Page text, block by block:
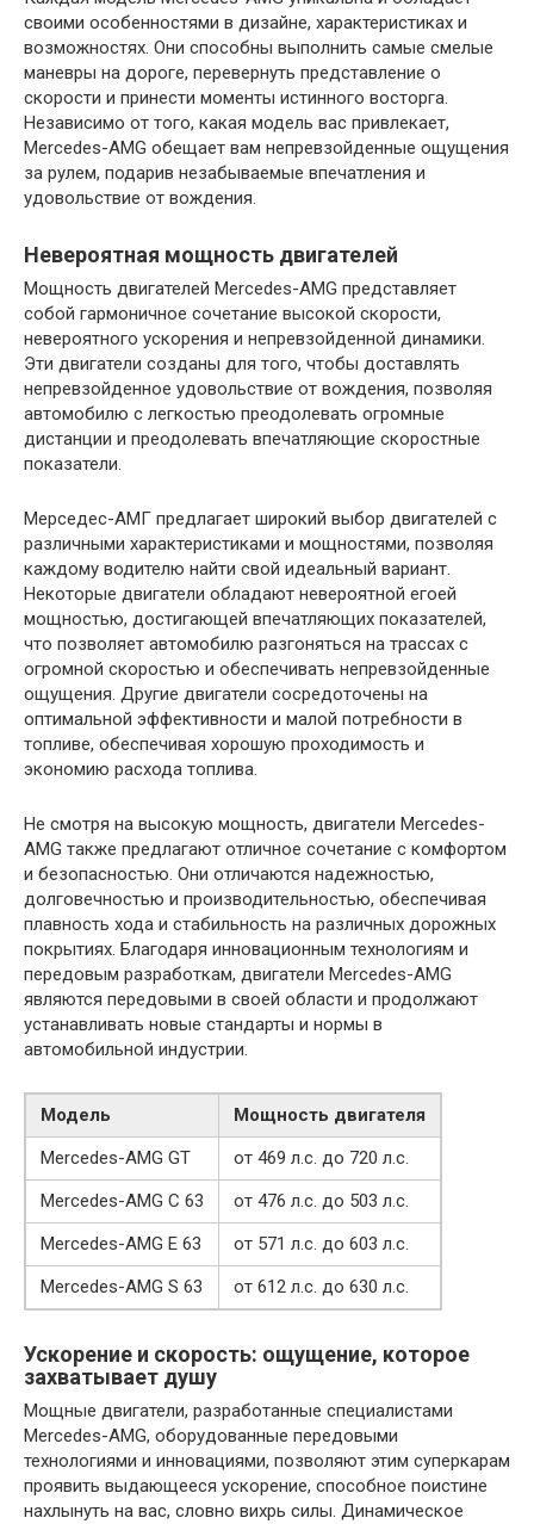
своими особенностями в дизайне, характеристиках и
возможностях. Они способны выполнить самые смелые
маневры на дороге, перевернуть представление о
скорости и принести моменты истинного восторга.
Независимо от того, какая модель вас привлекает,
Mercedes-AMG обещает вам непревзойденные ощущения
за рулем, подарив незабываемые впечатления и
удовольствие от вождения.
Невероятная мощность двигателей
Мощность двигателей Mercedes-AMG представляет
собой гармоничное сочетание высокой скорости,
невероятного ускорения и непревзойденной динамики.
Эти двигатели созданы для того, чтобы доставлять
непревзойденное удовольствие от вождения, позволяя
автомобилю с легкостью преодолевать огромные
дистанции и преодолевать впечатляющие скоростные
показатели.
Мерседес-АМГ предлагает широкий выбор двигателей с
различными характеристиками и мощностями, позволяя
каждому водителю найти свой идеальный вариант.
Некоторые двигатели обладают невероятной егоей
мощностью, достигающей впечатляющих показателей,
что позволяет автомобилю разгоняться на трассах с
огромной скоростью и обеспечивать непревзойденные
ощущения. Другие двигатели сосредоточены на
оптимальной эффективности и малой потребности в
топливе, обеспечивая хорошую проходимость и
экономию расхода топлива.
Не смотря на высокую мощность, двигатели Mercedes-
AMG также предлагают отличное сочетание с комфортом
и безопасностью. Они отличаются надежностью,
долговечностью и производительностью, обеспечивая
плавность хода и стабильность на различных дорожных
покрытиях. Благодаря инновационным технологиям и
передовым разработкам, двигатели Mercedes-AMG
являются передовыми в своей области и продолжают
устанавливать новые стандарты и нормы в
автомобильной индустрии.
Модель
Мощность двигателя
Mercedes-AMG GT
от 469 л.с. до 720 л.с.
Mercedes-AMG C 63
от 476 л.с. до 503 л.с.
Mercedes-AMG E 63
от 571 л.с. до 603 л.с.
Mercedes-AMG S 63
от 612 л.с. до 630 л.с.
Ускорение и скорость: ощущение, которое
захватывает душу
Мощные двигатели, разработанные специалистами
Mercedes-AMG, оборудованные передовыми
технологиями и инновациями, позволяют этим суперкарам
проявить выдающееся ускорение, способное поистине
нахлынуть на вас, словно вихрь силы. Динамическое